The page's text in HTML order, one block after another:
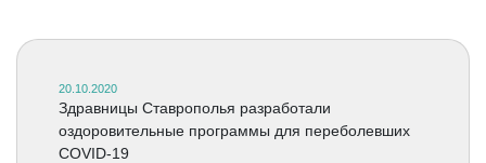
20.10.2020
Здравницы Ставрополья разработали
оздоровительные программы для переболевших
COVID-19